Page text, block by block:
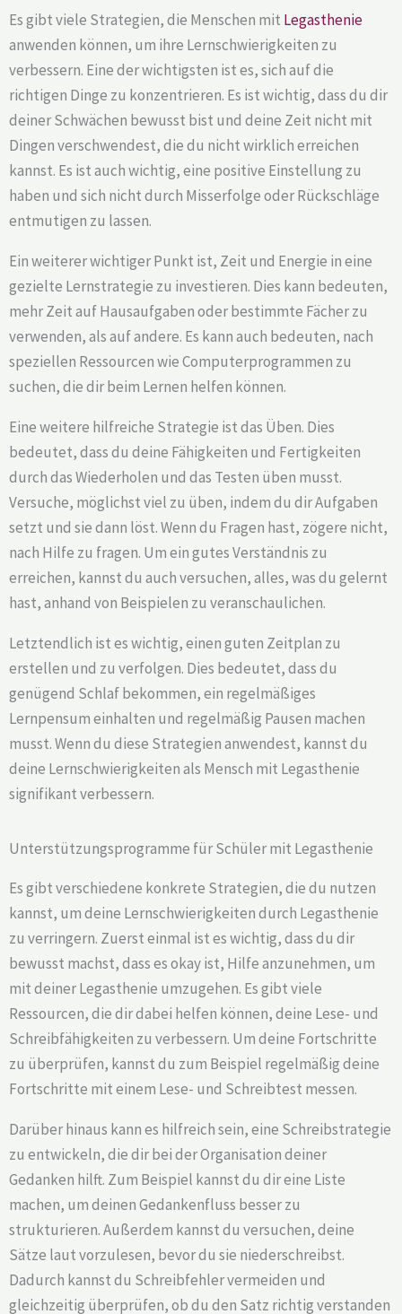
Es gibt viele Strategien, die Menschen mit Legasthenie
anwenden können, um ihre Lernschwierigkeiten zu
verbessern. Eine der wichtigsten ist es, sich auf die
richtigen Dinge zu konzentrieren. Es ist wichtig, dass du dir
deiner Schwächen bewusst bist und deine Zeit nicht mit
Dingen verschwendest, die du nicht wirklich erreichen
kannst. Es ist auch wichtig, eine positive Einstellung zu
haben und sich nicht durch Misserfolge oder Rückschläge
entmutigen zu lassen.
Ein weiterer wichtiger Punkt ist, Zeit und Energie in eine
gezielte Lernstrategie zu investieren. Dies kann bedeuten,
mehr Zeit auf Hausaufgaben oder bestimmte Fächer zu
verwenden, als auf andere. Es kann auch bedeuten, nach
speziellen Ressourcen wie Computerprogrammen zu
suchen, die dir beim Lernen helfen können.
Eine weitere hilfreiche Strategie ist das Üben. Dies
bedeutet, dass du deine Fähigkeiten und Fertigkeiten
durch das Wiederholen und das Testen üben musst.
Versuche, möglichst viel zu üben, indem du dir Aufgaben
setzt und sie dann löst. Wenn du Fragen hast, zögere nicht,
nach Hilfe zu fragen. Um ein gutes Verständnis zu
erreichen, kannst du auch versuchen, alles, was du gelernt
hast, anhand von Beispielen zu veranschaulichen.
Letztendlich ist es wichtig, einen guten Zeitplan zu
erstellen und zu verfolgen. Dies bedeutet, dass du
genügend Schlaf bekommen, ein regelmäßiges
Lernpensum einhalten und regelmäßig Pausen machen
musst. Wenn du diese Strategien anwendest, kannst du
deine Lernschwierigkeiten als Mensch mit Legasthenie
signifikant verbessern.
Unterstützungsprogramme für Schüler mit Legasthenie
Es gibt verschiedene konkrete Strategien, die du nutzen
kannst, um deine Lernschwierigkeiten durch Legasthenie
zu verringern. Zuerst einmal ist es wichtig, dass du dir
bewusst machst, dass es okay ist, Hilfe anzunehmen, um
mit deiner Legasthenie umzugehen. Es gibt viele
Ressourcen, die dir dabei helfen können, deine Lese- und
Schreibfähigkeiten zu verbessern. Um deine Fortschritte
zu überprüfen, kannst du zum Beispiel regelmäßig deine
Fortschritte mit einem Lese- und Schreibtest messen.
Darüber hinaus kann es hilfreich sein, eine Schreibstrategie
zu entwickeln, die dir bei der Organisation deiner
Gedanken hilft. Zum Beispiel kannst du dir eine Liste
machen, um deinen Gedankenfluss besser zu
strukturieren. Außerdem kannst du versuchen, deine
Sätze laut vorzulesen, bevor du sie niederschreibst.
Dadurch kannst du Schreibfehler vermeiden und
gleichzeitig überprüfen, ob du den Satz richtig verstanden